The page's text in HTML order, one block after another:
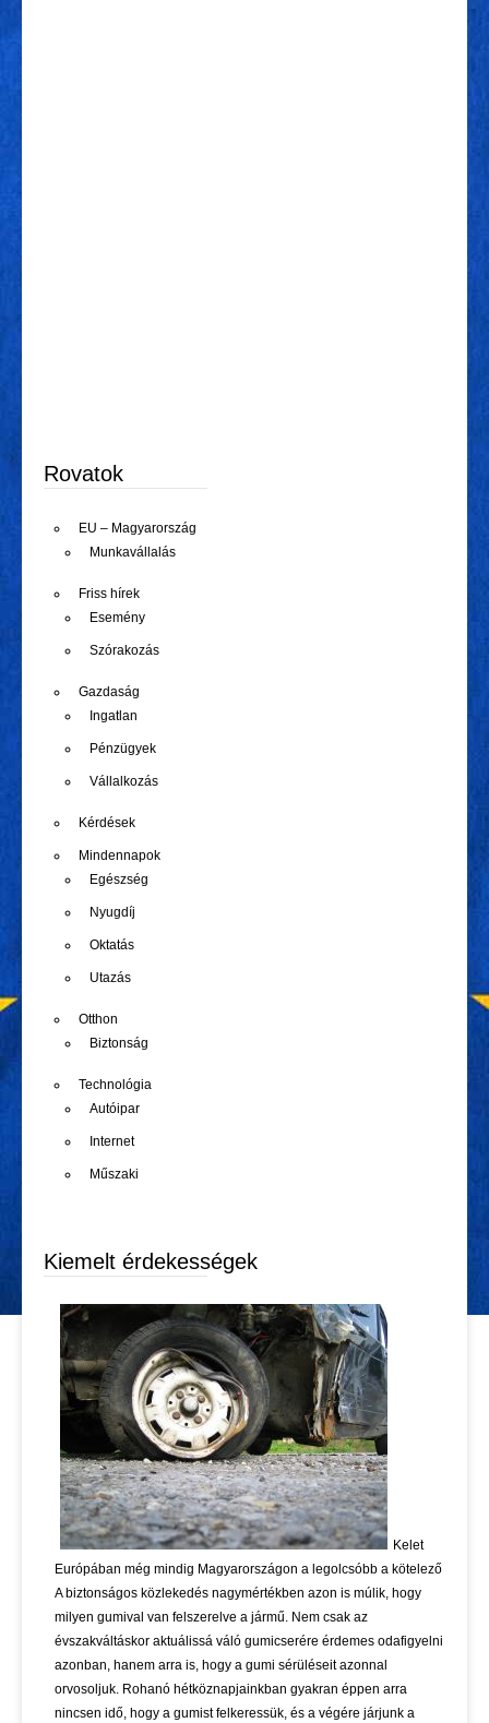
Rovatok
EU – Magyarország
Munkavállalás
Friss hírek
Esemény
Szórakozás
Gazdaság
Ingatlan
Pénzügyek
Vállalkozás
Kérdések
Mindennapok
Egészség
Nyugdíj
Oktatás
Utazás
Otthon
Biztonság
Technológia
Autóipar
Internet
Műszaki
Kiemelt érdekességek
Kelet
Európában még mindig Magyarországon a legolcsóbb a kötelező
A biztonságos közlekedés nagymértékben azon is múlik, hogy
milyen gumival van felszerelve a jármű. Nem csak az
évszakváltáskor aktuálissá váló gumicserére érdemes odafigyelni
azonban, hanem arra is, hogy a gumi sérüléseit azonnal
orvosoljuk. Rohanó hétköznapjainkban gyakran éppen arra
nincsen idő, hogy a gumist felkeressük, és a végére járjunk a